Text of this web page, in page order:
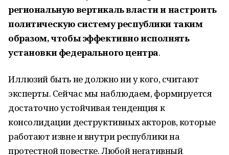
региональную вертикаль власти и настроить
политическую систему республики таким
образом, чтобы эффективно исполнять
установки федерального центра.
Иллюзий быть не должно ни у кого, считают
эксперты. Сейчас мы наблюдаем, формируется
достаточно устойчивая тенденция к
консолидации деструктивных акторов, которые
работают извне и внутри республики на
протестной повестке. Любой негативный